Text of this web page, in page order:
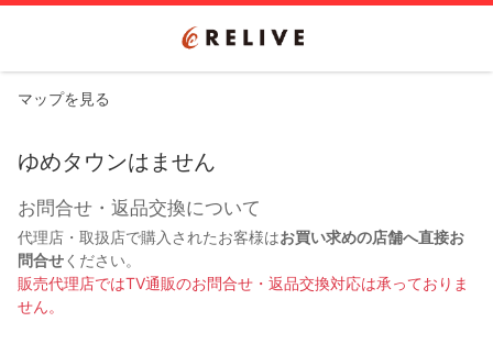
マップを見る
ゆめタウンはません
お問合せ・返品交換について
代理店・取扱店で購入されたお客様はお買い求めの店舗へ直接お
問合せください。
販売代理店ではTV通販のお問合せ・返品交換対応は承っておりま
せん。